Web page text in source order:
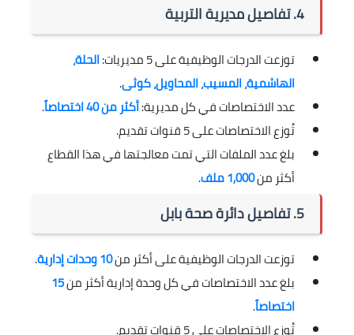
4. تفاصيل مديرية التربية
توزعت الدرجات الوظيفية على 5 مديريات:
الحلة،
الهاشمية، المسيب، المحاويل، كوثى.
عدد الاختصاصات في كل مديرية:أكثر من 40 اختصاصاً
.
تُوزع الاختصاصات على 5 قنوات تقديم.
بلغ عدد الملفات التي تمت معالجتها في هذا القطاع
أكثر من1,000 ملف .
5. تفاصيل دائرة صحة بابل
توزعت الدرجات الوظيفية على أكثر من10 وحدات إدارية
.
بلغ عدد الاختصاصات في كل وحدة إدارية أكثر من15
اختصاصاً.
تُوزع الاختصاصات على 5 قنوات تقديم.